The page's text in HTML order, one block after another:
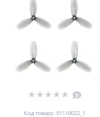
0
Код товару: 01110022_1